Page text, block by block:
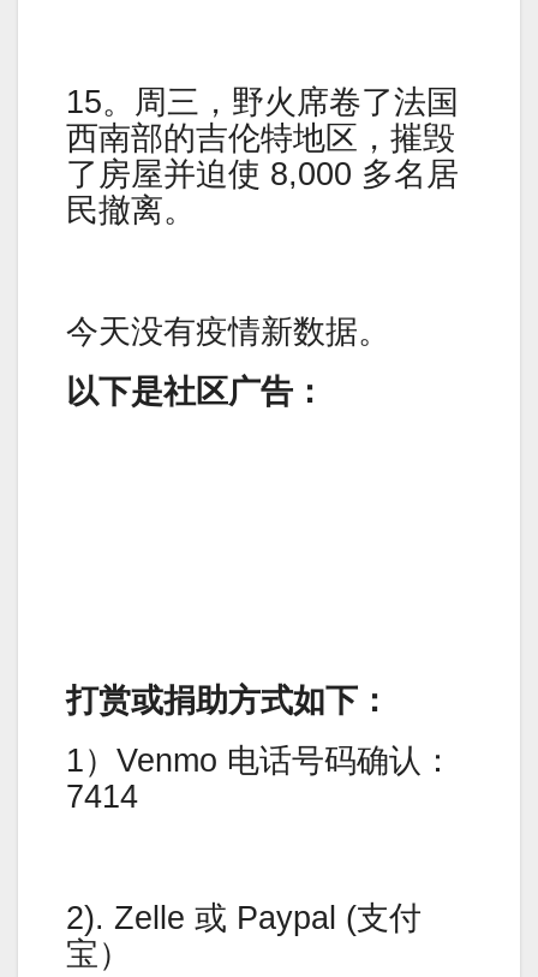
15。周三，野火席卷了法国
西南部的吉伦特地区，摧毁
了房屋并迫使 8,000 多名居
民撤离。
今天没有疫情新数据。
以下是社区广告：
打赏或捐助方式如下：
1）Venmo 电话号码确认：
7414
2). Zelle 或 Paypal (支付
宝）